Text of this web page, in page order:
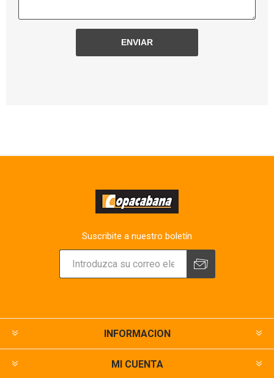
Suscribite a nuestro boletín
INFORMACION
MI CUENTA